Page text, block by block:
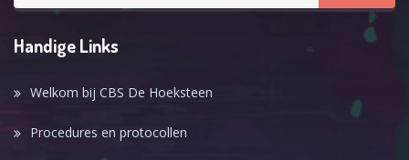
Handige Links
Welkom bij CBS De Hoeksteen
Procedures en protocollen